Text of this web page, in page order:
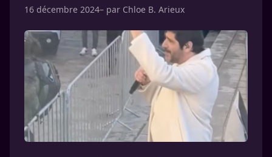
16 décembre 2024– par Chloe B. Arieux